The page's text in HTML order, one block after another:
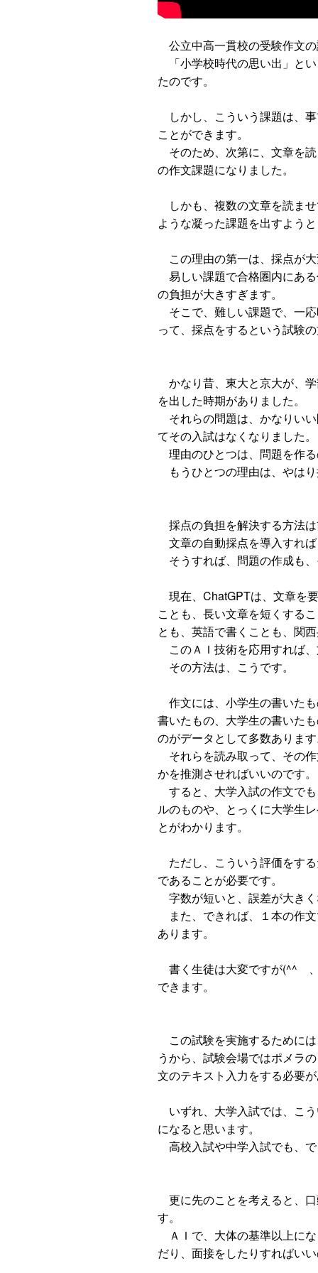
公立中高一貫校の受験作文
「小学校時代の思い出」と
たのです。
しかし、こういう課題は、
ことができます。
そのため、次第に、文章を
の作文課題になりました。
しかも、複数の文章を読ま
ような凝った課題を出すよう
この理由の第一は、採点が
易しい課題で合格圏内にあ
の負担が大きすぎます。
そこで、難しい課題で、一
って、採点をするという試験
かなり昔、東大と京大が、
を出した時期がありました。
それらの問題は、かなりい
てその入試はなくなりました。
理由のひとつは、問題を作
もうひとつの理由は、やは
採点の負担を解決する方法
文章の自動採点を導入すれ
そうすれば、問題の作成も
現在、ChatGPTは、文章を
ことも、長い文章を短くする
とも、英語で書くことも、関
このＡＩ技術を応用すれば
その方法は、こうです。
作文には、小学生の書いた
書いたもの、大学生の書いた
のがデータとして多数ありま
それらを読み取って、その
かを推測させればいいのです。
すると、大学入試の作文で
ルのものや、とっくに大学生
とがわかります。
ただし、こういう評価をす
であることが必要です。
字数が短いと、誤差が大き
また、できれば、１本の作
あります。
書く生徒は大変ですが(^^ゞ
できます。
この試験を実施するために
うから、試験会場ではポメラ
文のテキスト入力をする必要
いずれ、大学入試では、こ
になると思います。
高校入試や中学入試でも、
更に先のことを考えると、
す。
ＡＩで、大体の基準以上に
だり、面接をしたりすればい